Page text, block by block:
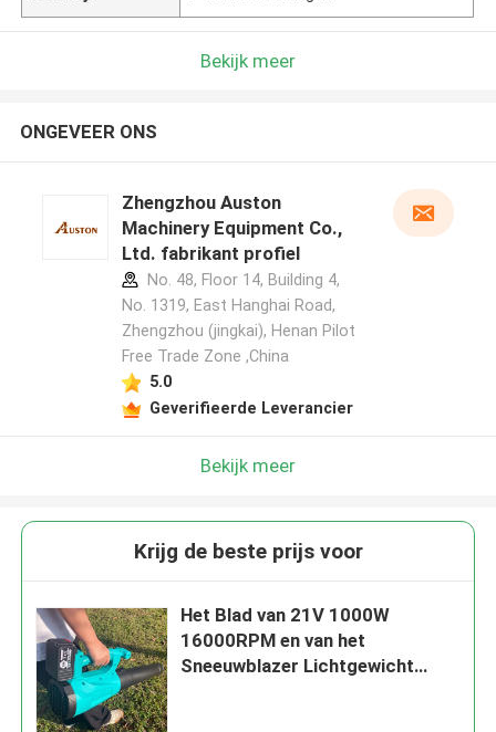
Bekijk meer
ONGEVEER ONS
Zhengzhou Auston
Machinery Equipment Co.,
Ltd. fabrikant profiel
No. 48, Floor 14, Building 4,
No. 1319, East Hanghai Road,
Zhengzhou (jingkai), Henan Pilot
Free Trade Zone ,China
5.0
Geverifieerde Leverancier
Bekijk meer
Krijg de beste prijs voor
Het Blad van 21V 1000W
16000RPM en van het
Sneeuwblazer Lichtgewicht